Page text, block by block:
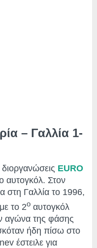
– Γαλλία 1-
EURO
αυτογκόλ. Στον
στη Γαλλία το 1996,
το 2ο αυτογκόλ
αγώνα της φάσης
ήδη πίσω στο
έστειλε για